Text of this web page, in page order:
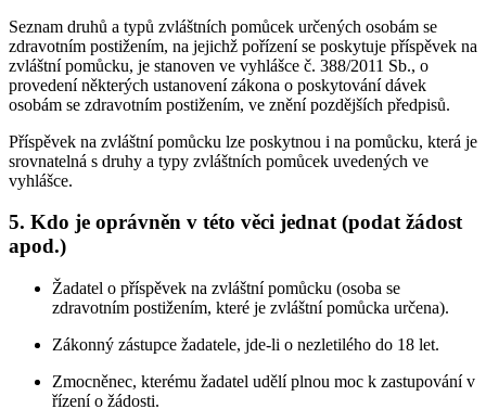
Seznam druhů a typů zvláštních pomůcek určených osobám se
zdravotním postižením, na jejichž pořízení se poskytuje příspěvek na
zvláštní pomůcku, je stanoven ve vyhlášce č. 388/2011 Sb., o
provedení některých ustanovení zákona o poskytování dávek
osobám se zdravotním postižením, ve znění pozdějších předpisů.
Příspěvek na zvláštní pomůcku lze poskytnou i na pomůcku, která je
srovnatelná s druhy a typy zvláštních pomůcek uvedených ve
vyhlášce.
5. Kdo je oprávněn v této věci jednat (podat žádost
apod.)
Žadatel o příspěvek na zvláštní pomůcku (osoba se
zdravotním postižením, které je zvláštní pomůcka určena).
Zákonný zástupce žadatele, jde-li o nezletilého do 18 let.
Zmocněnec, kterému žadatel udělí plnou moc k zastupování v
řízení o žádosti.